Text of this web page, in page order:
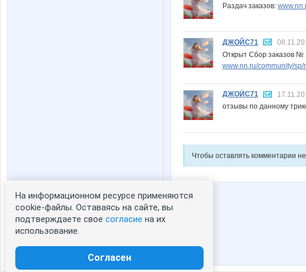
Статистика портрета:
сейчас просматривают портрет - 0
зарегистрированные пользователи
Раздач заказов:
ДЖОЙС71
Открыт Сбор заказов №
www.nn.ru/community/
ДЖОЙС71
отзывы по данному
Чтобы оставлять комментарии
На информационном ресурсе применяются
cookie-файлы. Оставаясь на сайте, вы
подтверждаете свое согласие на их
использование.
Согласен